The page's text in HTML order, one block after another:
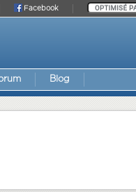
Facebook
Blog